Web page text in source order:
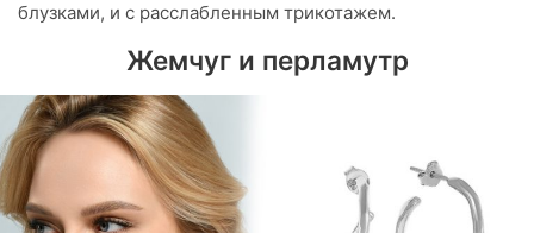
блузками, и с расслабленным трикотажем.
Жемчуг и перламутр